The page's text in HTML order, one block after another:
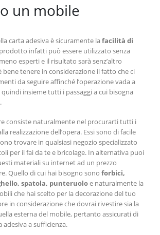
un mobile
carta adesiva è sicuramente lafacilità di
infatti può essere utilizzato senza
esperti e il risultato sarà senz’altro
tenere in considerazione il fatto che ci
da seguire affinché l’operazione vada a
insieme tutti i passaggi a cui bisogna
consiste naturalmente nel procurarti tutti i
realizzazione dell’opera. Essi sono di facile
trovare in qualsiasi negozio specializzato
per il fai da te e bricolage. In alternativa puoi
materiali su internet ad un prezzo
Quello di cui hai bisogno sono forbici,
spatola, punteruoloe naturalmente la
che hai scelto per la decorazione del tuo
in considerazione che dovrai rivestire sia la
esterna del mobile, pertanto assicurati di
a sufficienza.